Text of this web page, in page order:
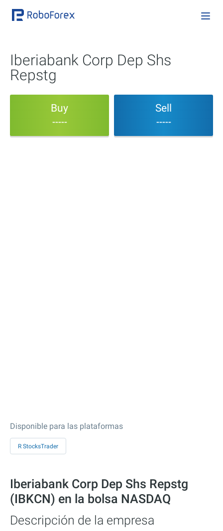
Iberiabank Corp Dep Shs
Repstg
Buy
-----
Sell
-----
Disponible para las plataformas
R StocksTrader
Iberiabank Corp Dep Shs Repstg
(IBKCN) en la bolsa NASDAQ
Descripción de la empresa